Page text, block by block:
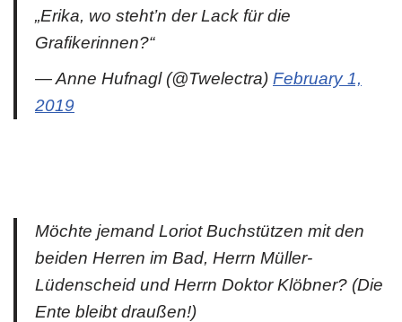
„Erika, wo steht’n der Lack für die
Grafikerinnen?“
— Anne Hufnagl (@Twelectra) February 1,
2019
Möchte jemand Loriot Buchstützen mit den
beiden Herren im Bad, Herrn Müller-
Lüdenscheid und Herrn Doktor Klöbner? (Die
Ente bleibt draußen!)